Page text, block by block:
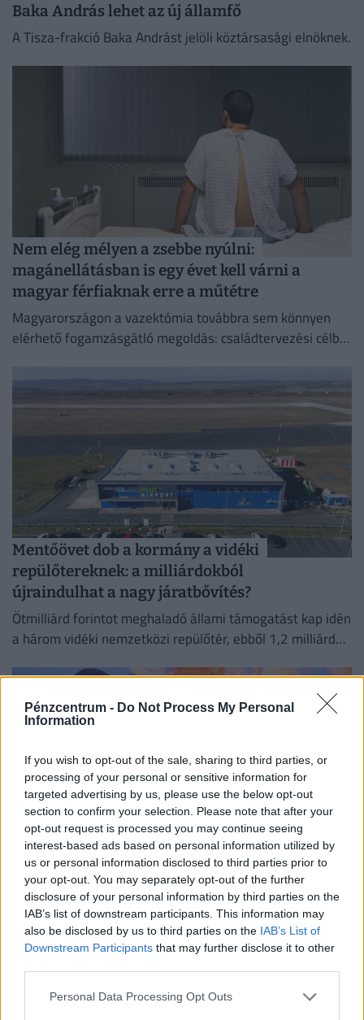
Pénzcentrum - Do Not Process My Personal
Information
If you wish to opt-out of the sale, sharing to third parties, or
processing of your personal or sensitive information for
targeted advertising by us, please use the below opt-out
section to confirm your selection. Please note that after your
opt-out request is processed you may continue seeing
interest-based ads based on personal information utilized by
us or personal information disclosed to third parties prior to
your opt-out. You may separately opt-out of the further
disclosure of your personal information by third parties on the
IAB’s list of downstream participants. This information may
also be disclosed by us to third parties on the IAB’s List of
Downstream Participants that may further disclose it to other
Personal Data Processing Opt Outs
Baka András lehet az új államfő
A Tisza-frakció Baka Andrást jelöli köztársasági elnöknek.
Nem elég mélyen a zsebbe nyúlni:
magánellátásban is egy évet kell várni a
magyar férfiaknak erre a műtétre
Magyarországon a vazektómia továbbra sem könnyen
elérhető fogamzásgátló megoldás: családtervezési célból
Mentőövet dob a kormány a vidéki
repülőtereknek: a milliárdokból
újraindulhat a nagy járatbővítés?
Ötmilliárd forintot meghaladó állami támogatást kap idén
a három vidéki nemzetközi repülőtér, ebből 1,2 milliárd
“Ez már nekünk is sok”: bejelzett a
Katasztrófavédelem, tízezer helyen csaptak fel
a lángok itthon
Idén eddig csaknem tízezer szabadtéri tűz pusztított